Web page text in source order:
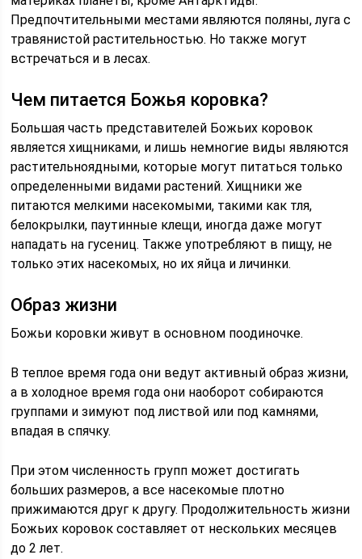
Предпочтительными местами являются поляны, луга с
травянистой растительностью. Но также могут
встречаться и в лесах.
Чем питается Божья коровка?
Большая часть представителей Божьих коровок
является хищниками, и лишь немногие виды являются
растительноядными, которые могут питаться только
определенными видами растений. Хищники же
питаются мелкими насекомыми, такими как тля,
белокрылки, паутинные клещи, иногда даже могут
нападать на гусениц. Также употребляют в пищу, не
только этих насекомых, но их яйца и личинки.
Образ жизни
Божьи коровки живут в основном поодиночке.
В теплое время года они ведут активный образ жизни,
а в холодное время года они наоборот собираются
группами и зимуют под листвой или под камнями,
впадая в спячку.
При этом численность групп может достигать
больших размеров, а все насекомые плотно
прижимаются друг к другу. Продолжительность жизни
Божьих коровок составляет от нескольких месяцев
до 2 лет.